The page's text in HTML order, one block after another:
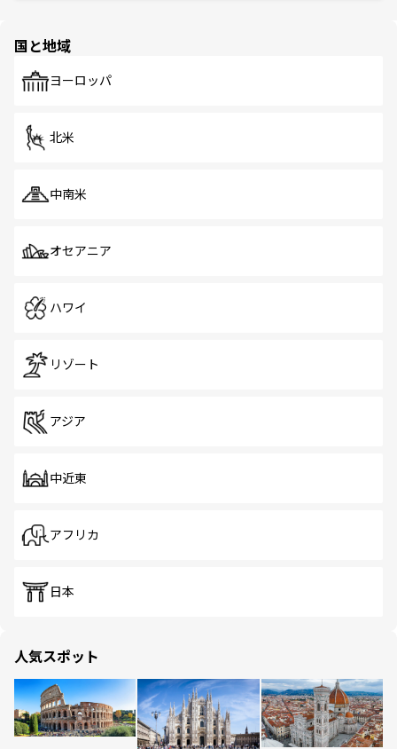
で、ホーカーズは地元の風情を楽しめる外せないスポット
国と地域
ヨーロッパ
北米
中南米
オセアニア
ハワイ
リゾート
アジア
中近東
アフリカ
日本
人気スポット